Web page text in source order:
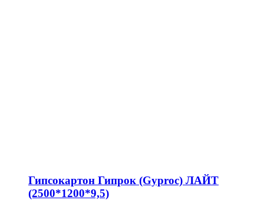
Гипсокартон Гипрок (Gyproc) ЛАЙТ
(2500*1200*9,5)